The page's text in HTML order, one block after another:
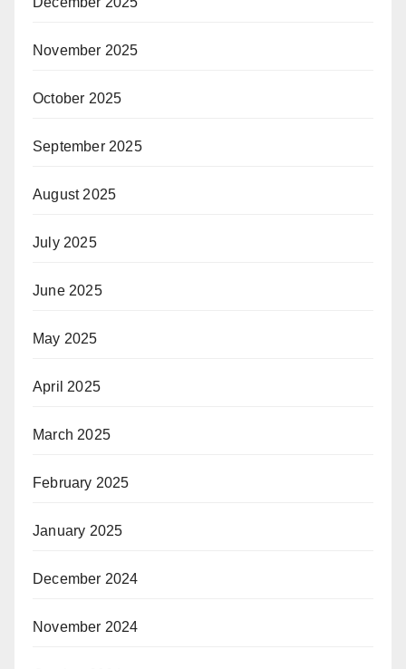
November 2025
October 2025
September 2025
August 2025
July 2025
June 2025
May 2025
April 2025
March 2025
February 2025
January 2025
December 2024
November 2024